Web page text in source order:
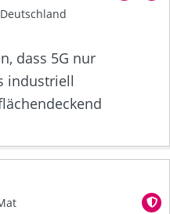
dass 5G nur
industriell